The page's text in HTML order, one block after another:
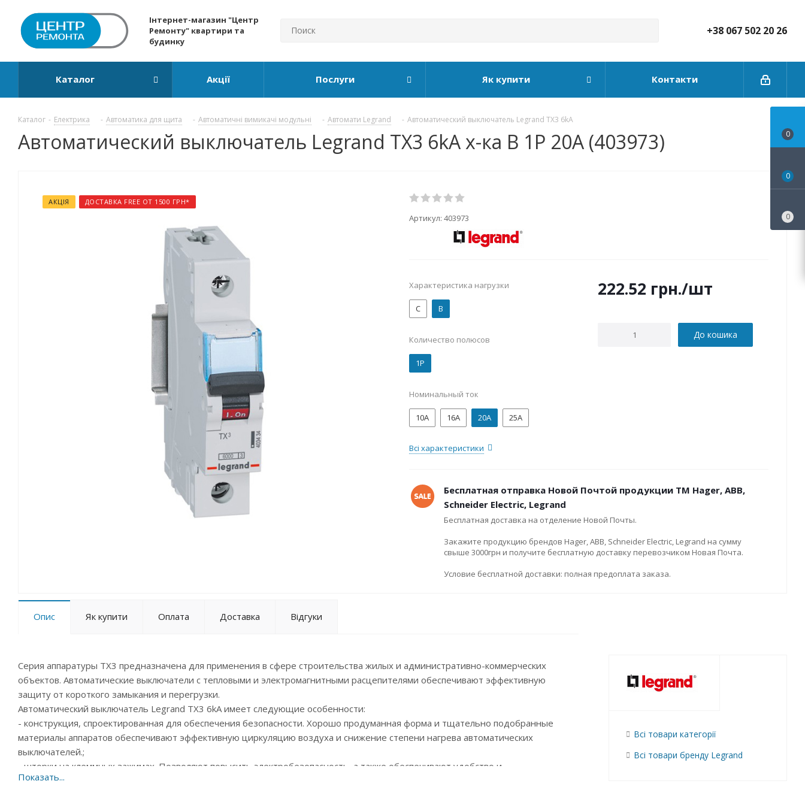
Інтернет-магазин "Центр
Ремонту" квартири та
будинку
+38 067 502 20 26
Каталог Акції Послуги Як купити Контакти
Каталог - Електрика - Автоматика для щита - Автоматичні вимикачі модульні - Автомати Legrand - Автоматический выключатель Legrand TX3 6kA
Автоматический выключатель Legrand TX3 6kA х-ка B 1P 20А (403973)
АКЦІЯ ДОСТАВКА FREE ОТ 1500 ГРН*
Артикул: 403973
Характеристика нагрузки
C B
Количество полюсов
1P
Номинальный ток
10А 16А 20А 25А
Всі характеристики
222.52 грн./шт
До кошика
Бесплатная отправка Новой Почтой продукции ТМ Hager, ABB,
Schneider Electric, Legrand
Бесплатная доставка на отделение Новой Почты.
Закажите продукцию брендов Hager, ABB, Schneider Electric, Legrand на сумму
свыше 3000грн и получите бесплатную доставку перевозчиком Новая Почта.
Условие бесплатной доставки: полная предоплата заказа.
Опис Як купити Оплата Доставка Відгуки
Серия аппаратуры TX3 предназначена для применения в сфере строительства жилых и административно-коммерческих
объектов. Автоматические выключатели с тепловыми и электромагнитными расцепителями обеспечивают эффективную
защиту от короткого замыкания и перегрузки.
Автоматический выключатель Legrand TX3 6kA имеет следующие особенности:
- конструкция, спроектированная для обеспечения безопасности. Хорошо продуманная форма и тщательно подобранные
материалы аппаратов обеспечивают эффективную циркуляцию воздуха и снижение степени нагрева автоматических
выключателей.;
- шторки на клеммных зажимах. Позволяют повысить электробезопасность, а также обеспечивают удобство и
безошибочность подключений.;
Всі товари категорії
Всі товари бренду Legrand
0
0
0